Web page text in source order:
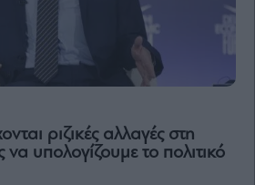
ριζικές αλλαγές στη
υπολογίζουμε το πολιτικό